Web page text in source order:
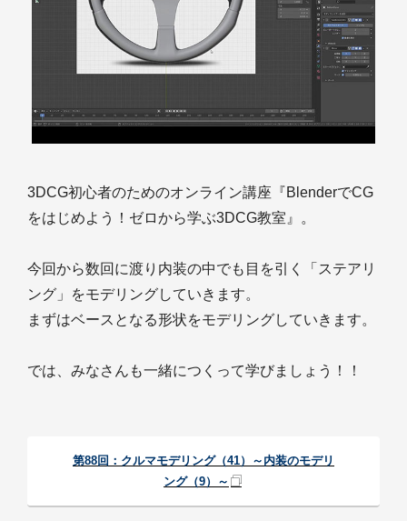
3DCG初心者のためのオンライン講座『BlenderでCG
をはじめよう！ゼロから学ぶ3DCG教室』。
今回から数回に渡り内装の中でも目を引く「ステアリ
ング」をモデリングしていきます。
まずはベースとなる形状をモデリングしていきます。
では、みなさんも一緒につくって学びましょう！！
第88回：クルマモデリング（41）～内装のモデリ
ング（9）～